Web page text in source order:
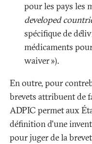
pour les pays les
developed
spécifique de
médicaments
waiver»).
En outre, pour
brevets attribuent de
ADPIC permet aux
définition d'une
pour juger de la